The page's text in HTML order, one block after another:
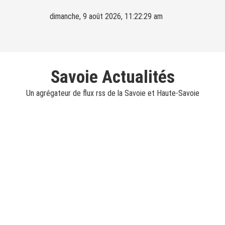
dimanche, 9 août 2026, 11:22:31 am
Savoie Actualités
Un agrégateur de flux rss de la Savoie et Haute-Savoie